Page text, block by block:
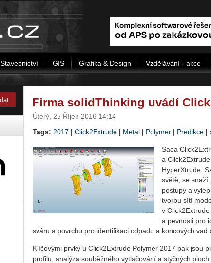
Stavebnictví GIS Grafika & Design Vzdělávání - akce
Firma solidThinking uvádí
Úterý, 25 Říjen 2016 14:14
Tags: 2017 | Click2Extrude | Metal | Polymer | Predikce |
Sada
a
HyperXtrude.
světě, se snaží
postupy a
tvorbu sítí
v
a pevnosti pro
sváru a povrchu pro identifikaci odpadu a koncových vad
Klíčovými prvky u Click2Extrude Polymer 2017 pak jsou
profilu, analýza souběžného vytlačování a styčných